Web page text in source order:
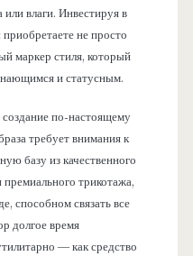
или влаги. Инвестируя в
не просто
маркер стиля, который
и статусным.
по-настоящему
требует внимания к
базу из качественного
премиального трикотажа,
способном связать все
долгое время
— как средство